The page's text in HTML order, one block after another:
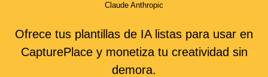
Claude Anthropic
Ofrece tus plantillas de IA listas para usar en
CapturePlace y monetiza tu creatividad sin
demora.